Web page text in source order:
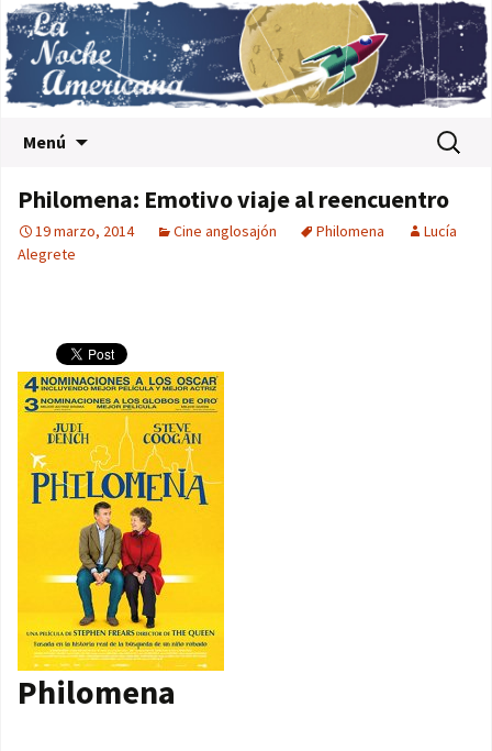
Menú Buscar:
Philomena: Emotivo viaje al reencuentro
19 marzo, 2014 Cine anglosajón Philomena
Lucía
Alegrete
Philomena